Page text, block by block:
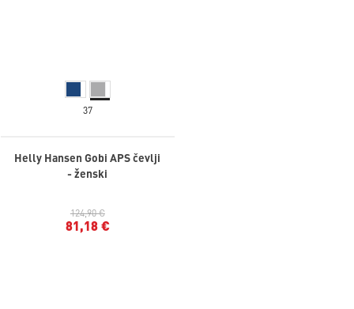
37
Helly Hansen Gobi APS čevlji
- ženski
124,90 €
81,18 €